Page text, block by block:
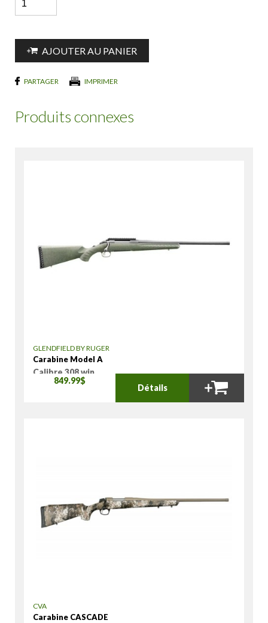
AJOUTER AU PANIER
PARTAGER IMPRIMER
Produits connexes
GLENDFIELD BY RUGER
Carabine Model A
Calibre 308 win
849.99$
Détails
CVA
Carabine CASCADE